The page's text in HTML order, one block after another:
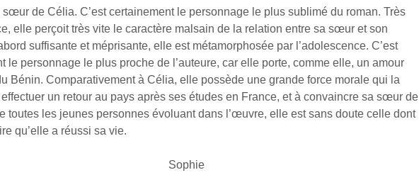
sœur de Célia. C’est certainement le personnage le plus sublimé du roman. Très
elle perçoit très vite le caractère malsain de la relation entre sa sœur et son
suffisante et méprisante, elle est métamorphosée par l’adolescence. C’est
le personnage le plus proche de l’auteure, car elle porte, comme elle, un amour
Bénin. Comparativement à Célia, elle possède une grande force morale qui la
un retour au pays après ses études en France, et à convaincre sa sœur de
toutes les jeunes personnes évoluant dans l’œuvre, elle est sans doute celle dont
qu’elle a réussi sa vie.
Sophie